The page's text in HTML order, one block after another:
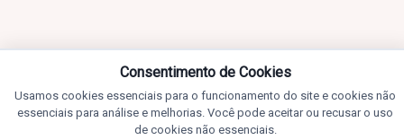
Consentimento de Cookies
Usamos cookies essenciais para o funcionamento do site e cookies não
essenciais para análise e melhorias. Você pode aceitar ou recusar o uso
de cookies não essenciais.